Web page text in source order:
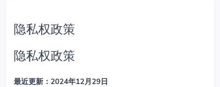
隐私权政策
隐私权政策
最近更新：2024年12月29日